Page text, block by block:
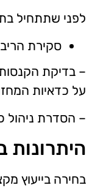
לפני שתתחיל
סקירת
– בדיקת
על כדאיות
– הסדרת ניהול
היתרונות
בחירה בייעוץ